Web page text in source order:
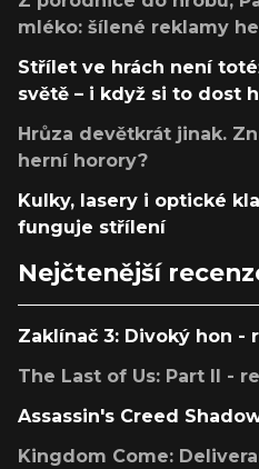
mléko: šílené reklamy
Střílet ve hrách není
světě – i když si to dost
Hrůza devětkrát jinak.
herní horory?
Kulky, lasery i optické
funguje střílení
Nejčtenější
Zaklínač 3: Divoký hon -
The Last of Us: Part II -
Assassin's Creed
Kingdom Come: